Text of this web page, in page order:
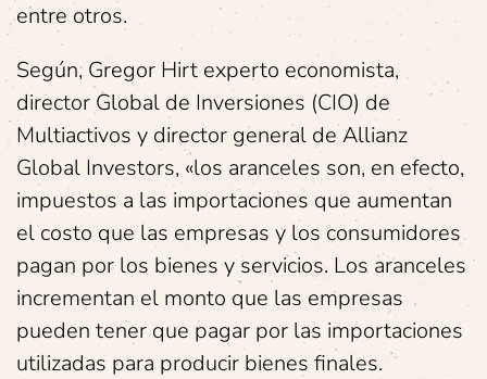
entre otros.
Según, Gregor Hirt experto economista,
director Global de Inversiones (CIO) de
Multiactivos y director general de Allianz
Global Investors, «los aranceles son, en efecto,
impuestos a las importaciones que aumentan
el costo que las empresas y los consumidores
pagan por los bienes y servicios. Los aranceles
incrementan el monto que las empresas
pueden tener que pagar por las importaciones
utilizadas para producir bienes finales.